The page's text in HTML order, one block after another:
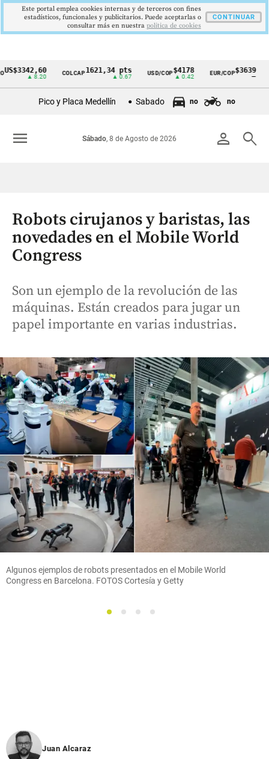
Cintillo
Colombia
COLCAP1621,34 pts USD/COP$4178
▲ 0.42
EUR/COP$3639
—
Pico y Placa Medellín Sabado no no
person search
Sábado, 8 de Agosto de 2026
menu
Robots cirujanos y baristas, las
novedades en el Mobile World
Congress
Son un ejemplo de la revolución de las
máquinas. Están creados para jugar un
papel importante en varias industrias.
Algunos ejemplos de robots presentados en el Mobile World
Congress en Barcelona. FOTOS Cortesía y Getty
1 2 3 4
Juan Alcaraz
Este portal emplea cookies internas y de terceros con fines
estadísticos, funcionales y publicitarios. Puede aceptarlas o
consultar más en nuestra politica de cookies
CONTINUAR